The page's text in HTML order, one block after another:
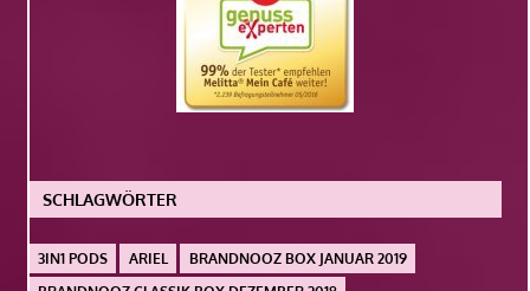
SCHLAGWÖRTER
3IN1 PODS ARIEL
BRANDNOOZ BOX JANUAR 2019